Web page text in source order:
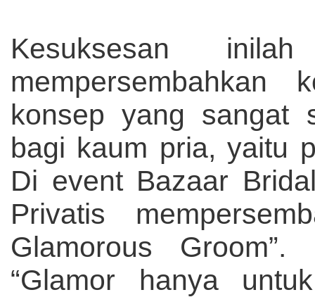
Kesuksesan
konsep yang sangat
bagi kaum pria, yaitu
Di event Bazaar
Privatis
Glamorous
“Glamor hanya